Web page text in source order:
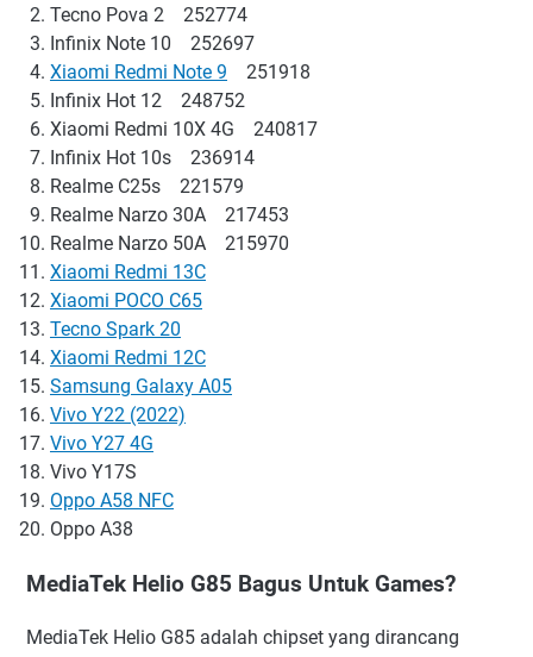
Tecno Pova 2 252774
Infinix Note 10 252697
Xiaomi Redmi Note 9 251918
Infinix Hot 12 248752
Xiaomi Redmi 10X 4G 240817
Infinix Hot 10s 236914
Realme C25s 221579
Realme Narzo 30A 217453
Realme Narzo 50A 215970
Xiaomi Redmi 13C
Xiaomi POCO C65
Tecno Spark 20
Xiaomi Redmi 12C
Samsung Galaxy A05
Vivo Y22 (2022)
Vivo Y27 4G
Vivo Y17S
Oppo A58 NFC
Oppo A38
MediaTek Helio G85 Bagus Untuk Games?
MediaTek Helio G85 adalah chipset yang dirancang